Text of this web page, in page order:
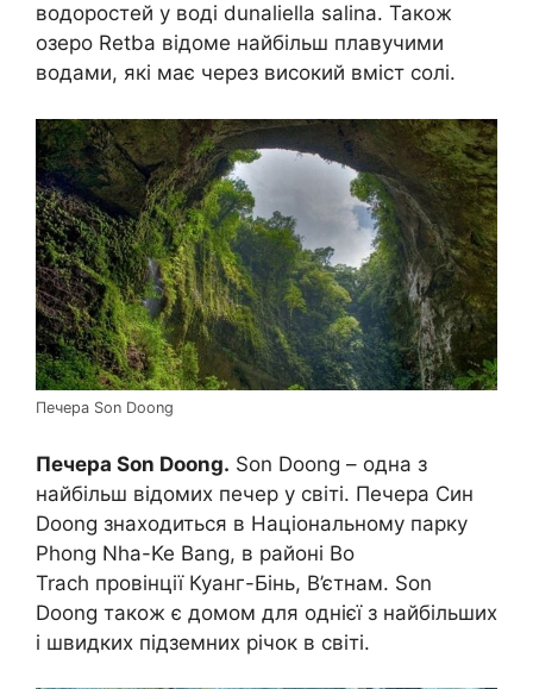
водоростей у воді dunaliella salina. Також
озеро Retba відоме найбільш плавучими
водами, які має через високий вміст солі.
Печера Son Doong
Печера Son Doong. Son Doong – одна з
найбільш відомих печер у світі. Печера Син
Doong знаходиться в Національному парку
Phong Nha-Ke Bang, в районі Bo
Trach провінції Куанг-Бінь, В’єтнам. Son
Doong також є домом для однієї з найбільших
і швидких підземних річок в світі.